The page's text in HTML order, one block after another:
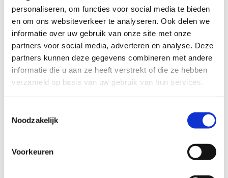
personaliseren, om functies voor social media te bieden
en om ons websiteverkeer te analyseren. Ook delen we
informatie over uw gebruik van onze site met onze
partners voor social media, adverteren en analyse. Deze
partners kunnen deze gegevens combineren met andere
informatie die u aan ze heeft verstrekt of die ze hebben
verzameld op basis van uw gebruik van hun services.
Noodzakelijk
Voorkeuren
G-sport in de sportklassen
Dankzij ons G-sportpakket leren kinderen hoe
bieden een mix aan van ampvoetbal, zitvolleybal